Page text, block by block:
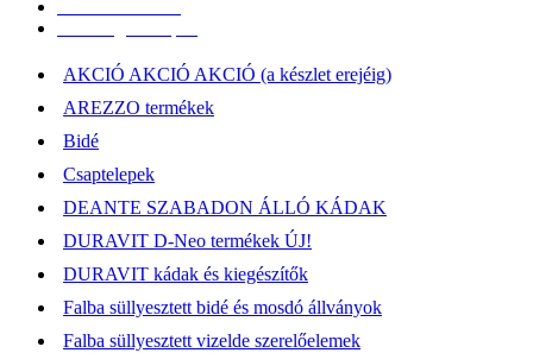
AKCIÓ AKCIÓ AKCIÓ (a készlet erejéig)
AREZZO termékek
Bidé
Csaptelepek
DEANTE SZABADON ÁLLÓ KÁDAK
DURAVIT D-Neo termékek ÚJ!
DURAVIT kádak és kiegészítők
Falba süllyesztett bidé és mosdó állványok
Falba süllyesztett vizelde szerelőelemek